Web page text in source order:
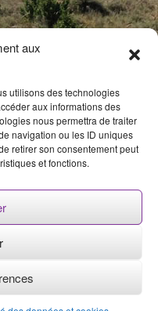
aux
utilisons des technologies
aux informations des
nous permettra de traiter
navigation ou les ID uniques
retirer son consentement peut
et fonctions.
de plantes aromatiques et
•Agence web